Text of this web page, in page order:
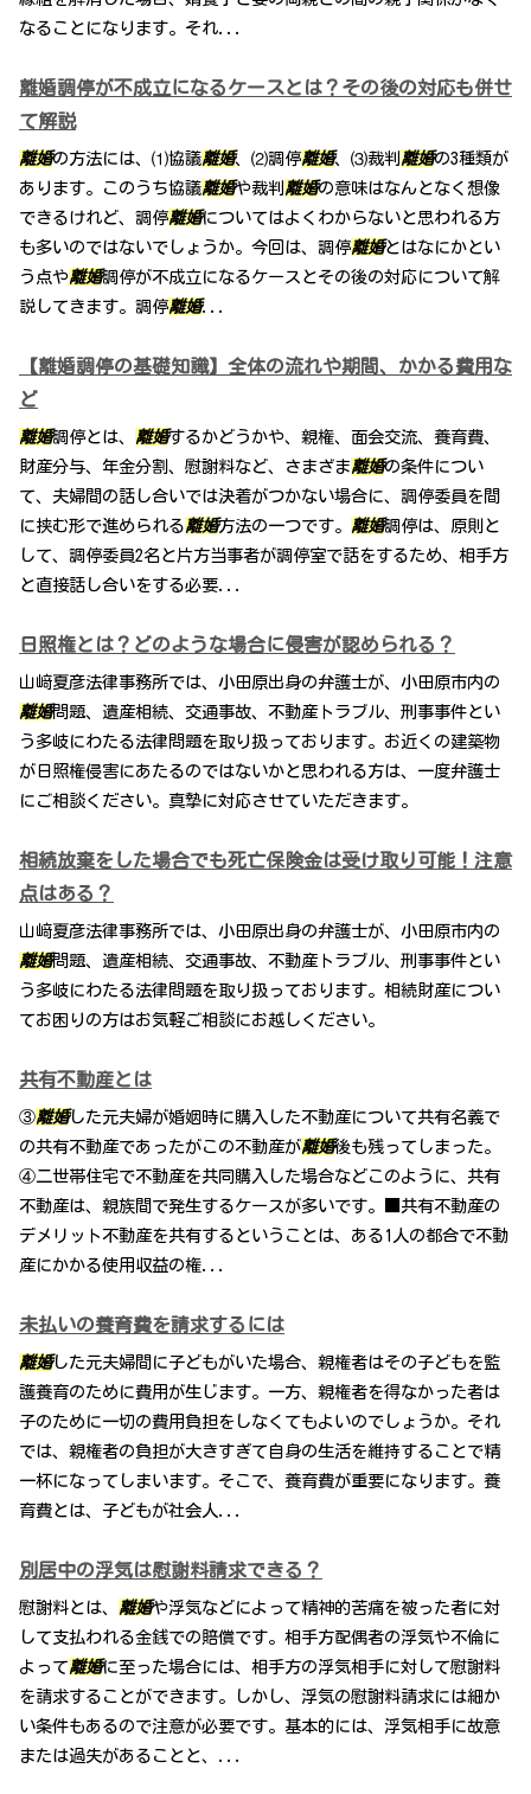
なることになります。それ...
離婚調停が不成立になるケースとは？その後の対応も併せ
て解説
離婚の方法には、⑴協議離婚、⑵調停離婚、⑶裁判 離婚の3種類が
あります。このうち協議離婚や裁判 離婚の意味はなんとなく想像
できるけれど、調停離婚についてはよくわからないと思われる方
も多いのではないでしょうか。今回は、調停離婚とはなにかとい
う点や離婚調停が不成立になるケースとその後の対応について解
説してきます。調停離婚...
【離婚調停の基礎知識】全体の流れや期間、かかる費用な
ど
離婚調停とは、 離婚するかどうかや、親権、面会交流、養育費、
財産分与、年金分割、慰謝料など、さまざま離婚の条件につい
て、夫婦間の話し合いでは決着がつかない場合に、調停委員を間
に挟む形で進められる離婚方法の一つです。 離婚調停は、原則と
して、調停委員2名と片方当事者が調停室で話をするため、相手方
と直接話し合いをする必要...
日照権とは？どのような場合に侵害が認められる？
山﨑夏彦法律事務所では、小田原出身の弁護士が、小田原市内の
離婚問題、遺産相続、交通事故、不動産トラブル、刑事事件とい
う多岐にわたる法律問題を取り扱っております。お近くの建築物
が日照権侵害にあたるのではないかと思われる方は、一度弁護士
にご相談ください。真摯に対応させていただきます。
相続放棄をした場合でも死亡保険金は受け取り可能！注意
点はある？
山﨑夏彦法律事務所では、小田原出身の弁護士が、小田原市内の
離婚問題、遺産相続、交通事故、不動産トラブル、刑事事件とい
う多岐にわたる法律問題を取り扱っております。相続財産につい
てお困りの方はお気軽ご相談にお越しください。
共有不動産とは
③離婚した元夫婦が婚姻時に購入した不動産について共有名義で
の共有不動産であったがこの不動産が離婚後も残ってしまった。
④二世帯住宅で不動産を共同購入した場合などこのように、共有
不動産は、親族間で発生するケースが多いです。■共有不動産の
デメリット不動産を共有するということは、ある1人の都合で不動
産にかかる使用収益の権...
未払いの養育費を請求するには
離婚した元夫婦間に子どもがいた場合、親権者はその子どもを監
護養育のために費用が生じます。一方、親権者を得なかった者は
子のために一切の費用負担をしなくてもよいのでしょうか。それ
では、親権者の負担が大きすぎて自身の生活を維持することで精
一杯になってしまいます。そこで、養育費が重要になります。養
育費とは、子どもが社会人...
別居中の浮気は慰謝料請求できる？
慰謝料とは、 離婚や浮気などによって精神的苦痛を被った者に対
して支払われる金銭での賠償です。相手方配偶者の浮気や不倫に
よって離婚に至った場合には、相手方の浮気相手に対して慰謝料
を請求することができます。しかし、浮気の慰謝料請求には細か
い条件もあるので注意が必要です。基本的には、浮気相手に故意
または過失があることと、...